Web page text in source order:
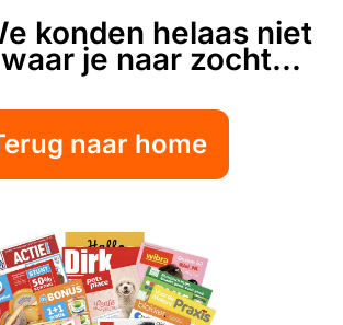
konden helaas niet
je naar zocht...
naar home